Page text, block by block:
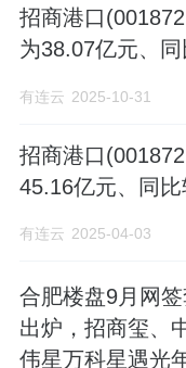
招商港口
为38.07亿元、
有连云 2025-10-31
招商港口
45.16亿元、同
有连云 2025-04-03
合肥楼盘9月网
出炉，招商玺、
伟星万科星遇光